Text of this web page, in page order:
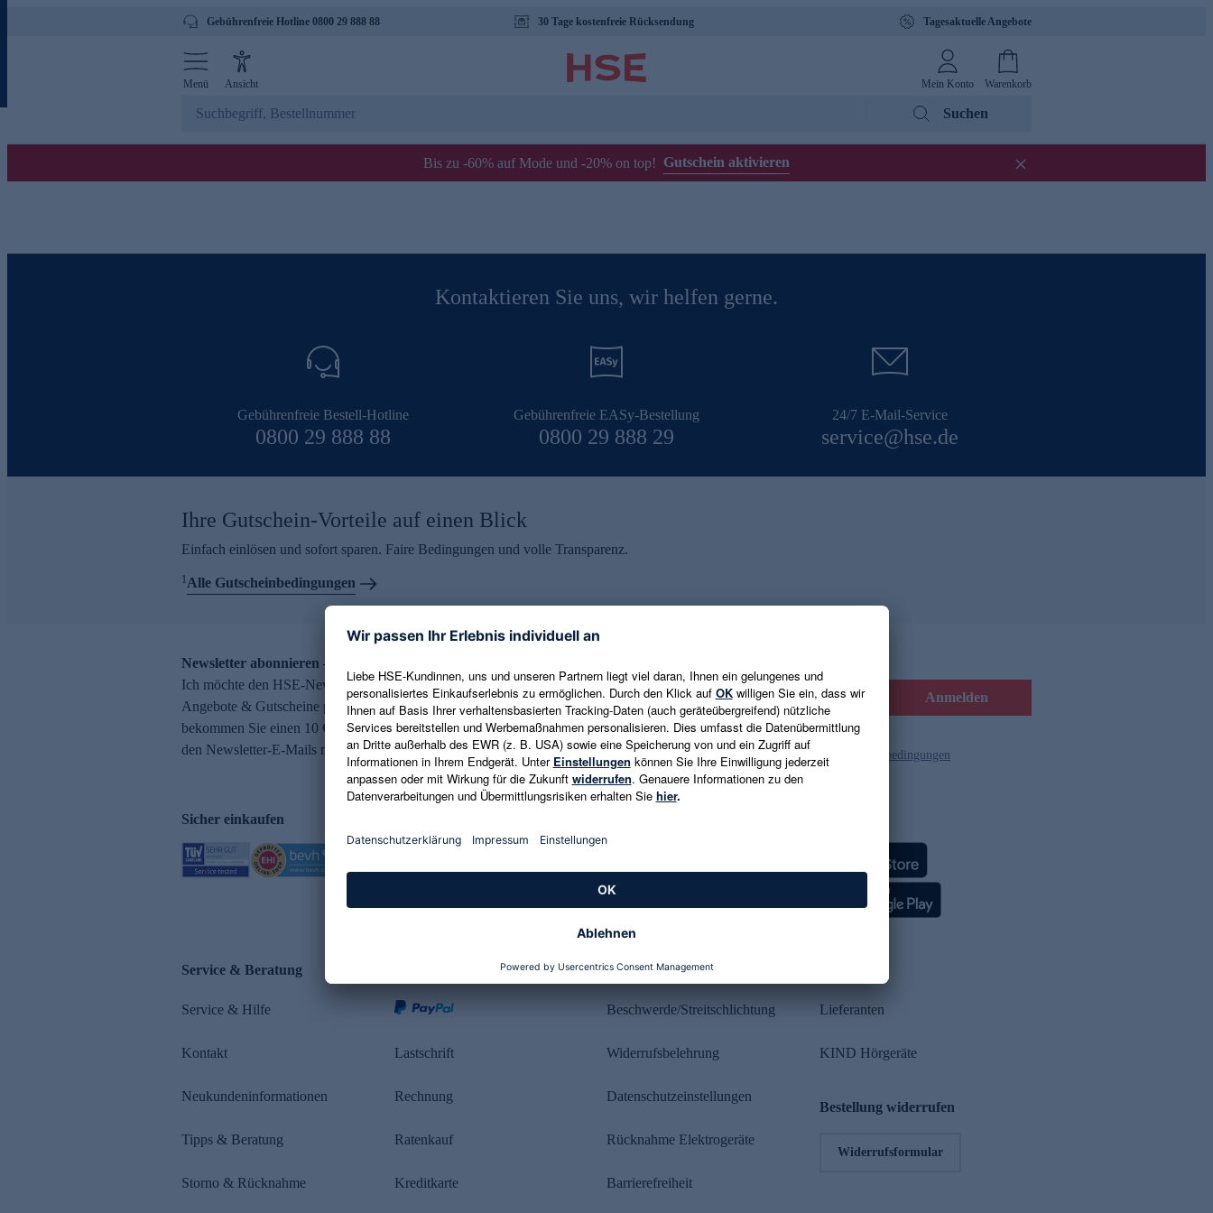
Gebührenfreie Hotline 0800 29 888 88 30 Tage kostenfreie Rücksendung Tagesaktuelle Angebote
Menü Ansicht Mein Konto Warenkorb
Suchen
Bis zu -60% auf Mode und -20% on top! Gutschein aktivieren
Kontaktieren Sie uns, wir helfen gerne.
Gebührenfreie Bestell-Hotline
0800 29 888 88
Gebührenfreie EASy-Bestellung
0800 29 888 29
24/7 E-Mail-Service
service@hse.de
Ihre Gutschein-Vorteile auf einen Blick
Einfach einlösen und sofort sparen. Faire Bedingungen und volle Transparenz.
1Alle Gutscheinbedingungen
Newsletter abonnieren – 10 € Gutschein erhalten
Ich möchte den HSE-Newsletter abonnieren und aktuelle Trends,
Angebote & Gutscheine per E-Mail erhalten. Als Dankeschön
bekommen Sie einen 10 € Gutschein. Eine Abmeldung ist jederzeit in
den Newsletter-E-Mails möglich.
E-Mail-Adresse eingeben Anmelden
Es gelten die Datenschutzrichtlinien und die Gutscheinbedingungen
Sicher einkaufen
Service & Beratung
Service & Hilfe
Kontakt
Neukundeninformationen
Tipps & Beratung
Storno & Rücknahme
Lastschrift
Rechnung
Ratenkauf
Kreditkarte
Rechtliches
Beschwerde/Streitschlichtung
Widerrufsbelehrung
Datenschutzeinstellungen
Rücknahme Elektrogeräte
Barrierefreiheit
Lieferanten
KIND Hörgeräte
Bestellung widerrufen
Widerrufsformular